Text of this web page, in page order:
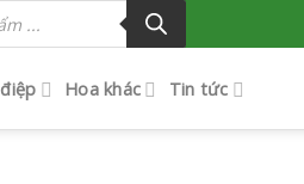
Hoa khác Tin tức